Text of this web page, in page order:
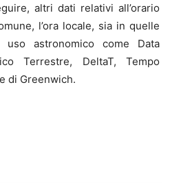
altri dati relativi all’orario
l’ora locale, sia in quelle
uso astronomico come Data
Terrestre, DeltaT, Tempo
di Greenwich.